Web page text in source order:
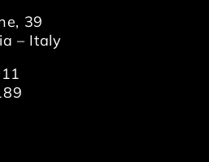
39
– Italy